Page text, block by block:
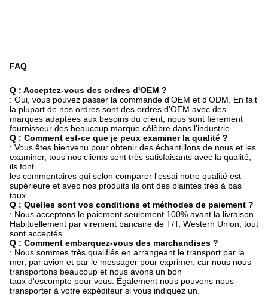
FAQ
Q : Acceptez-vous des ordres d'OEM ?
: Oui, vous pouvez passer la commande d'OEM et d'ODM. En fait
la plupart de nos ordres sont des ordres d'OEM avec des
marques adaptées aux besoins du client, nous sont fièrement
fournisseur des beaucoup marque célèbre dans l'industrie.
Q : Comment est-ce que je peux examiner la qualité ?
: Vous êtes bienvenu pour obtenir des échantillons de nous et les
examiner, tous nos clients sont très satisfaisants avec la qualité,
ils font
les commentaires qui selon comparer l'essai notre qualité est
supérieure et avec nos produits ils ont des plaintes très à bas
taux.
Q : Quelles sont vos conditions et méthodes de paiement ?
: Nous acceptons le paiement seulement 100% avant la livraison.
Habituellement par virement bancaire de T/T, Western Union, tout
sont acceptés.
Q : Comment embarquez-vous des marchandises ?
: Nous sommes très qualifiés en arrangeant le transport par la
mer, par avion et par le messager pour exprimer, car nous nous
transportons beaucoup et nous avons un bon
taux d'escompte pour vous. Également nous pouvons nous
transporter à votre expéditeur si vous indiquez un.